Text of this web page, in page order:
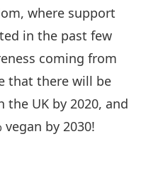
where support
in the past few
coming from
that there will be
UK by 2020, and
by 2030!